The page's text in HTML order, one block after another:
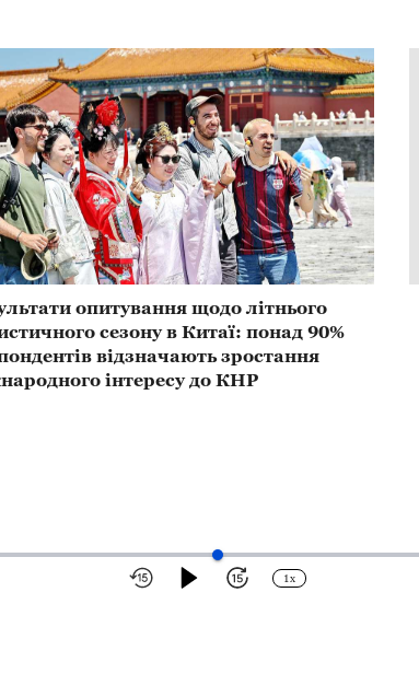
опитування щодо літнього
сезону в Китаї: понад 90%
відзначають зростання
інтересу до КНР
1x